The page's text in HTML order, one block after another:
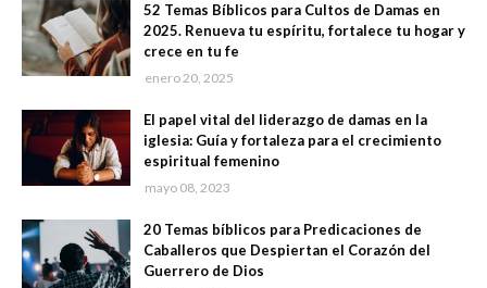
52 Temas Bíblicos para Cultos de Damas en
2025. Renueva tu espíritu, fortalece tu hogar y
crece en tu fe
enero 20, 2025
El papel vital del liderazgo de damas en la
iglesia: Guía y fortaleza para el crecimiento
espiritual femenino
mayo 08, 2023
20 Temas bíblicos para Predicaciones de
Caballeros que Despiertan el Corazón del
Guerrero de Dios